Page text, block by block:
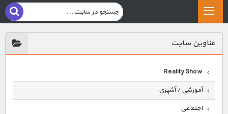
عناوين سايت
Reality Show
آموزشی / آشپزی
اجتماعی